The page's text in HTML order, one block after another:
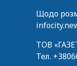
Щодо
ТОВ
Тел.